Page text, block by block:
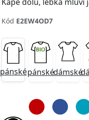
Kód E2EW4OD7
pánsképánskédámské